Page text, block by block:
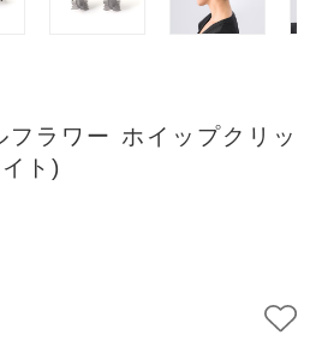
フラワー ホイップクリッ
ト)